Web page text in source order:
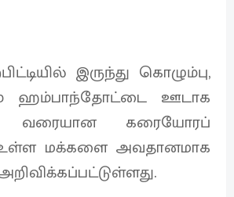
இருந்து கொழும்பு,
ஹம்பாந்தோட்டை ஊடாக
வரையான கரையோரப்
உள்ள மக்களை அவதானமாக